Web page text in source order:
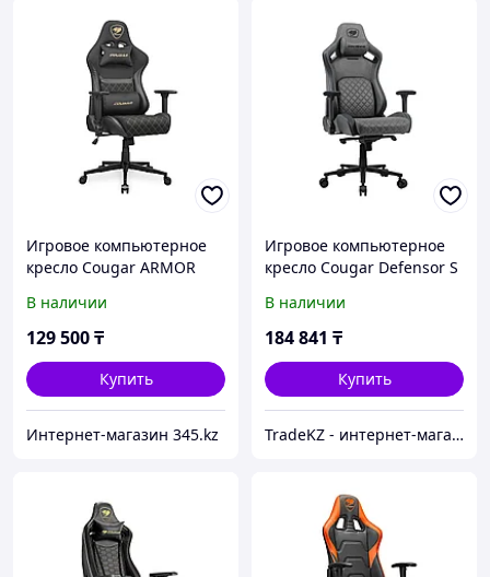
Игровое компьютерное
кресло Cougar ARMOR
В наличии
129 500₸
Купить
Интернет-магазин 345.kz
Игровое компьютерное
кресло Cougar Defensor S
В наличии
184 841 ₸
Купить
TradeKZ - интернет-магазин